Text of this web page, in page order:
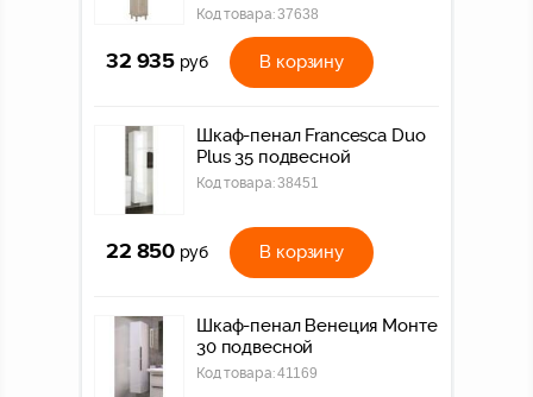
Код товара:37638
32 935 руб В корзину
Шкаф-пенал Francesca Duo
Plus 35 подвесной
Код товара:38451
22 850 руб В корзину
Шкаф-пенал Венеция Монте
30 подвесной
Код товара:41169